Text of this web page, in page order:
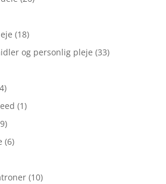
(18)
og personlig pleje (33)
(1)
(6)
(10)